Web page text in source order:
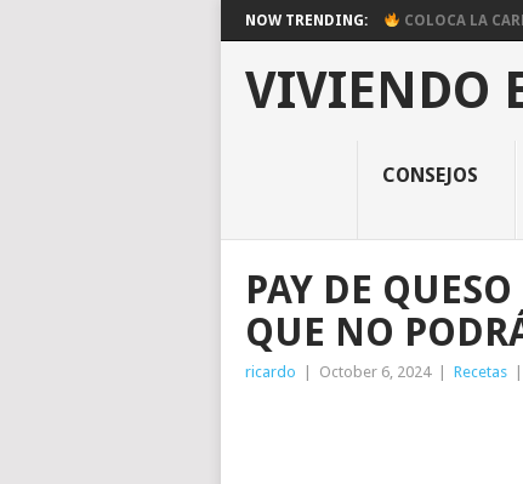
NOW TRENDING: COLOCA LA
VIVIENDO
CONSEJOS
PAY DE
QUE NO
ricardo October 6, 2024 Recetas